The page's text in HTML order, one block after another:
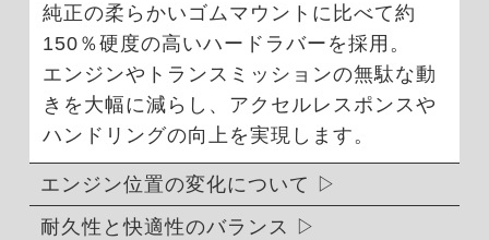
純正の柔らかいゴムマウントに比べて約
150％硬度の高いハードラバーを採用。
エンジンやトランスミッションの無駄な動
きを大幅に減らし、アクセルレスポンスや
ハンドリングの向上を実現します。
エンジン位置の変化について
耐久性と快適性のバランス